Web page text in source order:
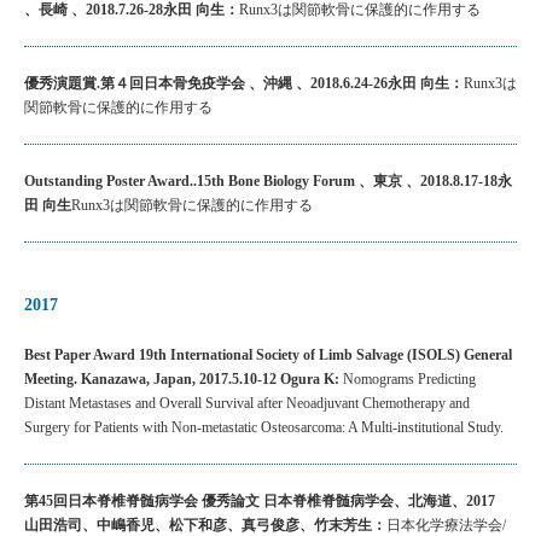
、長崎 、2018.7.26-28永田 向生： Runx3は関節軟骨に保護的に作用する
優秀演題賞.第４回日本骨免疫学会 、沖縄 、2018.6.24-26永田 向生： Runx3は
関節軟骨に保護的に作用する
Outstanding Poster Award..15th Bone Biology Forum 、東京 、2018.8.17-18永
田 向生Runx3は関節軟骨に保護的に作用する
2017
Best Paper Award 19th International Society of Limb Salvage (ISOLS) General
Meeting. Kanazawa, Japan, 2017.5.10-12 Ogura K: Nomograms Predicting
Distant Metastases and Overall Survival after Neoadjuvant Chemotherapy and
Surgery for Patients with Non-metastatic Osteosarcoma: A Multi-institutional Study.
第45回日本脊椎脊髄病学会 優秀論文 日本脊椎脊髄病学会、北海道、2017
山田浩司、中嶋香児、松下和彦、真弓俊彦、竹末芳生： 日本化学療法学会/